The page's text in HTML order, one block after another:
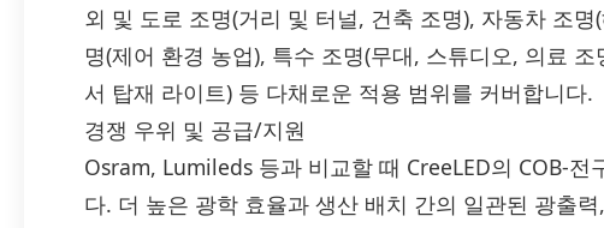
외 및 도로 조명(거리 및 터널, 건축 조명), 자동차 조
명(제어 환경 농업), 특수 조명(무대, 스튜디오, 의료
서 탑재 라이트) 등 다채로운 적용 범위를 커버합니다.
경쟁 우위 및 공급/지원
Osram, Lumileds 등과 비교할 때 CreeLED의 COB-
다. 더 높은 광학 효율과 생산 배치 간의 일관된 광출